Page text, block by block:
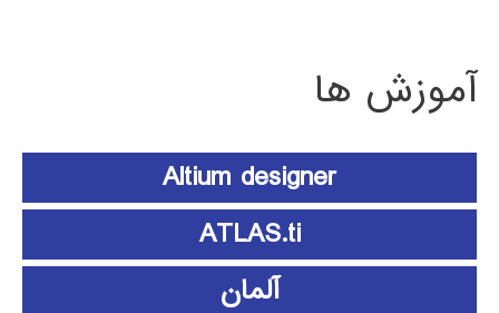
آموزش ها
Altium designer
ATLAS.ti
آلمان